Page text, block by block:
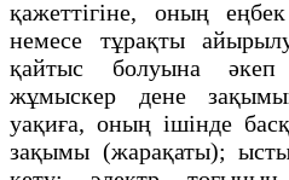
қажеттігіне, оның
немесе тұрақты
қайтыс болуына әкеп
жұмыскер дене
уақиға, оның ішінде
зақымы (жарақаты);